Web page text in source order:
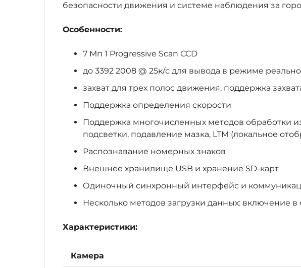
безопасности движения и системе наблюдения за
Особенности:
7 Мп 1 Progressive Scan CCD
до 3392 2008 @ 25к/с для вывода в режиме
захват для трех полос движения, поддержка
Поддержка определения скорости
Поддержка многочисленных методов обработки
подсветки, подавление мазка, LTM (локальное
Распознавание номерных знаков
Внешнее хранилище USB и хранение SD-карт
Одиночный синхронный интерфейс и
Несколько методов загрузки данных: включение в
Характеристики:
Камера